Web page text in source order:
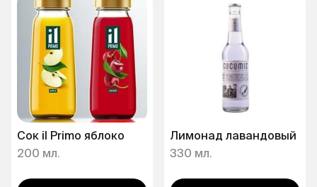
Сок il Primo яблоко
200 мл.
Лимонад лавандовый
330 мл.